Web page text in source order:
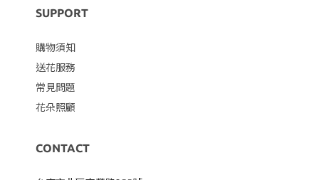
SUPPORT
購物須知
送花服務
常見問題
花朵照顧
CONTACT